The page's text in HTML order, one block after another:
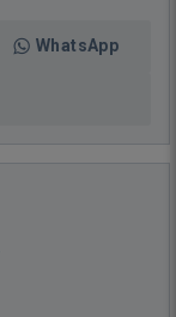
WhatsApp